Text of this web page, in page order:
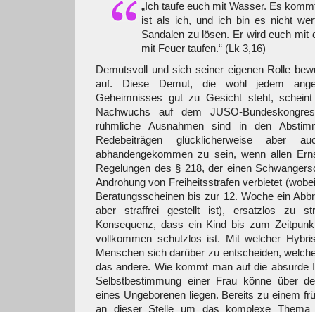
„Ich taufe euch mit Wasser. Es
ist als ich, und ich bin es nicht
Sandalen zu lösen. Er wird euch mit
mit Feuer taufen.“ (Lk 3,16)
Demutsvoll und sich seiner eigenen Rolle
auf. Diese Demut, die wohl jedem
Geheimnisses gut zu Gesicht steht,
Nachwuchs auf dem JUSO-
rühmliche Ausnahmen sind in den
Redebeiträgen glücklicherweise aber
abhandengekommen zu sein, wenn allen
Regelungen des § 218, der einen
Androhung von Freiheitsstrafen verbietet
Beratungsscheinen bis zur 12. Woche ein
aber straffrei gestellt ist), ersatzlos zu
Konsequenz, dass ein Kind bis zum
vollkommen schutzlos ist. Mit welcher
Menschen sich darüber zu entscheiden,
das andere. Wie kommt man auf die absurde
Selbstbestimmung einer Frau könne über
eines Ungeborenen liegen. Bereits zu einem
an dieser Stelle um das komplexe Thema